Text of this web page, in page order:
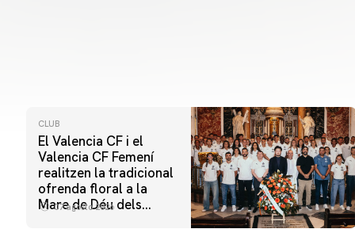
CLUB
El Valencia CF i el
Valencia CF Femení
realitzen la tradicional
ofrenda floral a la
Mare de Déu dels
07 agosto 2026